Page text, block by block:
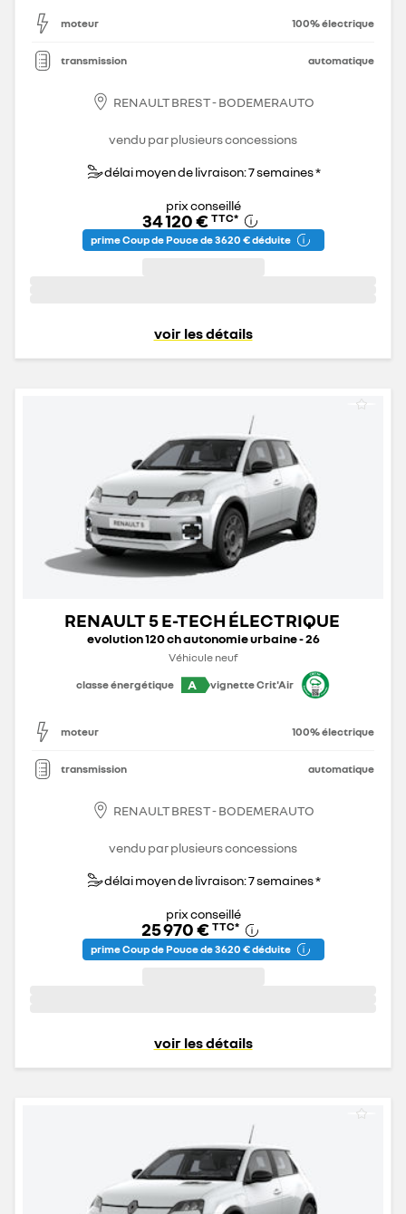
moteur 100% électrique
transmission automatique
RENAULT BREST - BODEMERAUTO
vendu par plusieurs concessions
délai moyen de livraison: 7 semaines *
prix conseillé
34 120 € TTC*
prime Coup de Pouce de 3 620 € déduite
voir les détails
RENAULT 5 E-TECH ÉLECTRIQUE
evolution 120 ch autonomie urbaine - 26
Véhicule neuf
classe énergétique
A vignette Crit'Air
moteur 100% électrique
transmission automatique
RENAULT BREST - BODEMERAUTO
vendu par plusieurs concessions
délai moyen de livraison: 7 semaines *
prix conseillé
25 970 € TTC*
prime Coup de Pouce de 3 620 € déduite
voir les détails